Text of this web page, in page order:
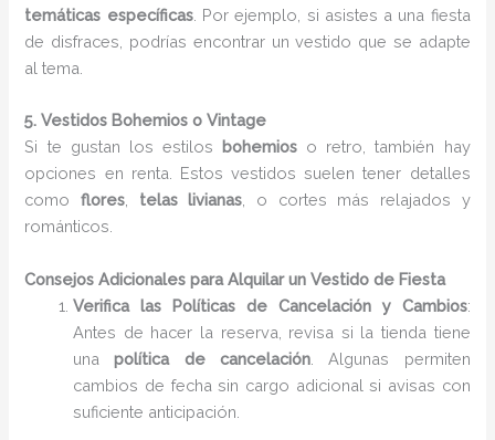
temáticas específicas. Por ejemplo, si asistes a una fiesta
de disfraces, podrías encontrar un vestido que se adapte
al tema.
5. Vestidos Bohemios o Vintage
Si te gustan los estilos bohemios o retro, también hay
opciones en renta. Estos vestidos suelen tener detalles
comoflores telas livianas , o cortes más relajados y
románticos.
Consejos Adicionales para Alquilar un Vestido de Fiesta
Verifica las Políticas de Cancelación y Cambios:
Antes de hacer la reserva, revisa si la tienda tiene
unapolítica de cancelación . Algunas permiten
cambios de fecha sin cargo adicional si avisas con
suficiente anticipación.